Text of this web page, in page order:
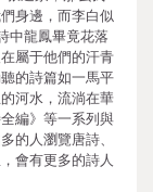
身邊，而李白似
中龍鳳畢竟花落
屬于他們的汗青
的詩篇如一馬平
河水，流淌在華
編》等一系列與
的人瀏覽唐詩、
會有更多的詩人